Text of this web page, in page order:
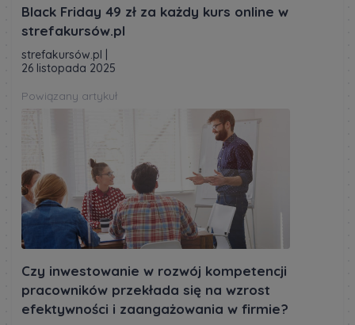
Black Friday 49 zł za każdy kurs online w
strefakursów.pl
strefakursów.pl
26 listopada 2025
Powiązany artykuł
Czy inwestowanie w rozwój kompetencji
pracowników przekłada się na wzrost
efektywności i zaangażowania w firmie?